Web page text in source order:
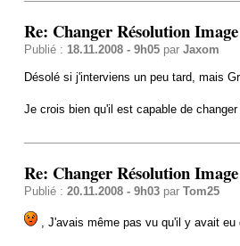
Re: Changer Résolution Image
Publié : 18.11.2008 - 9h05par Jaxom
Désolé si j'interviens un peu tard, mais
Je crois bien qu'il est capable de
Re: Changer Résolution Image
Publié : 20.11.2008 - 9h03par Tom25
, J'avais même pas vu qu'il y avait eu